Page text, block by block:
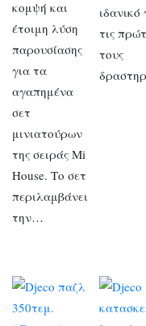
κομψή και
έτοιμη λύση
παρουσίασης
για τα
αγαπημένα
σετ
μινιατούρων
της σειράς Mi
House. Το σετ
περιλαμβάνει
την…
ιδανικό
τις
τους